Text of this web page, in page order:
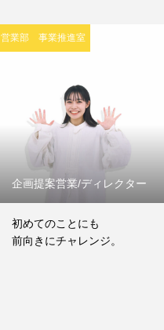
営業部 事業推進室
企画提案営業/ディレクター
初めてのことにも
前向きにチャレンジ。